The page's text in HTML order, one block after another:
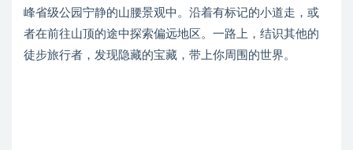
峰省级公园宁静的山腰景观中。沿着有标记的小道走，或
者在前往山顶的途中探索偏远地区。一路上，结识其他的
徒步旅行者，发现隐藏的宝藏，带上你周围的世界。